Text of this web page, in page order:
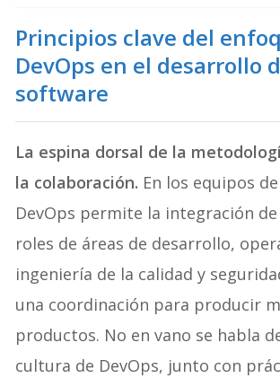
Principios clave del
DevOps en el desarrollo
software
La espina dorsal de la
la colaboración. En los equipos
DevOps permite la integración
roles de áreas de desarrollo,
ingeniería de la calidad y
una coordinación para producir
productos. No en vano se habla
cultura de DevOps, junto con